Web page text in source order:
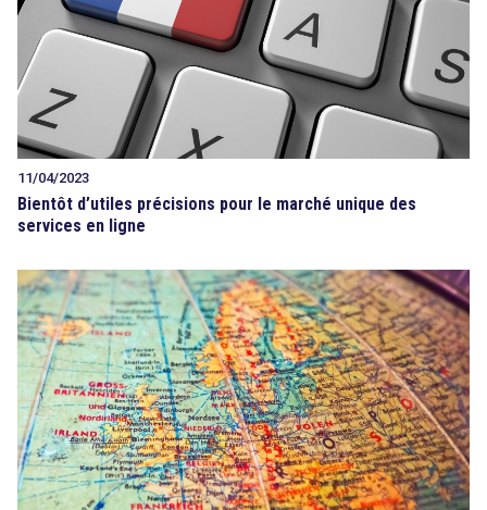
11/04/2023
Bientôt d’utiles précisions pour le marché unique des
services en ligne